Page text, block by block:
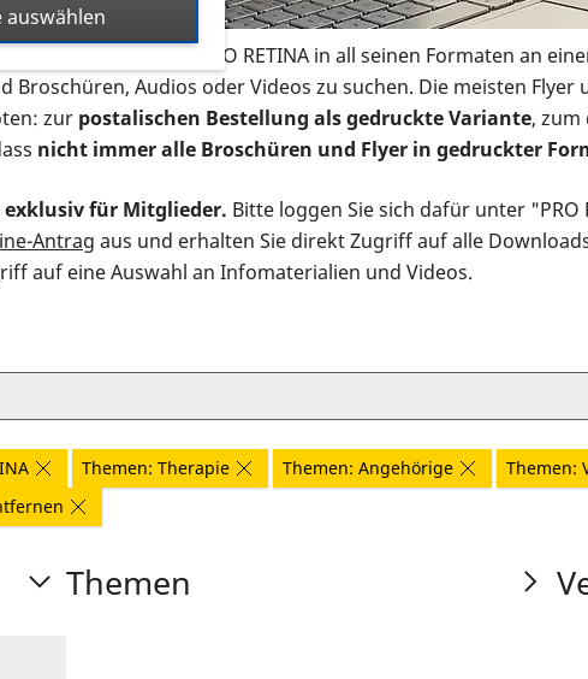
Infomaterial der PRO RETINA in all seinen Formaten an
Broschüren, Audios oder Videos zu suchen. Die meisten
zur postalischen Bestellung als gedruckte Variante, zum
nicht immer alle Broschüren und Flyer in gedruckter
exklusiv für Mitglieder. Bitte loggen Sie sich dafür unter "PRO
Antrag aus und erhalten Sie direkt Zugriff auf alle
auf eine Auswahl an Infomaterialien und Videos.
Themen: Therapie Themen: Angehörige Themen:
Themen
auswählen